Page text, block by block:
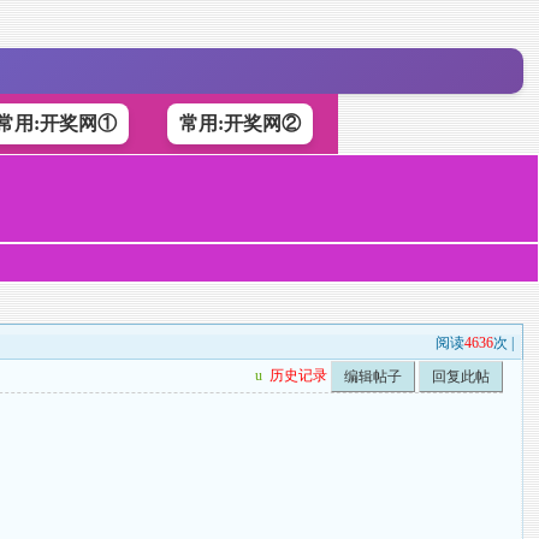
用:开奖网① 常用:开奖网②
阅读4636次 |
u 历史记录 编辑帖子 回复此帖